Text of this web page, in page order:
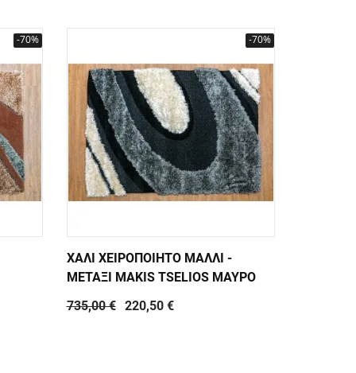
-70% -70%
ΧΑΛΙ ΧΕΙΡΟΠΟΙΗΤΟ ΜΑΛΛΙ -
ΜΕΤΑΞΙ MAKIS TSELIOS ΜΑΥΡΟ
735,00 €
220,50 €